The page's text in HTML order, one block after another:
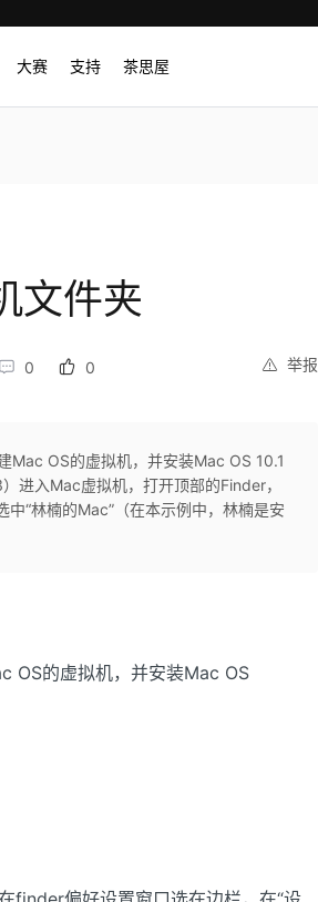
大赛 支持 茶思屋
文件夹
举报
0 0
Mac OS的虚拟机，并安装Mac OS 10.1
进入Mac虚拟机，打开顶部的Finder，
“林楠的Mac”（在本示例中，林楠是安
OS的虚拟机，并安装Mac OS